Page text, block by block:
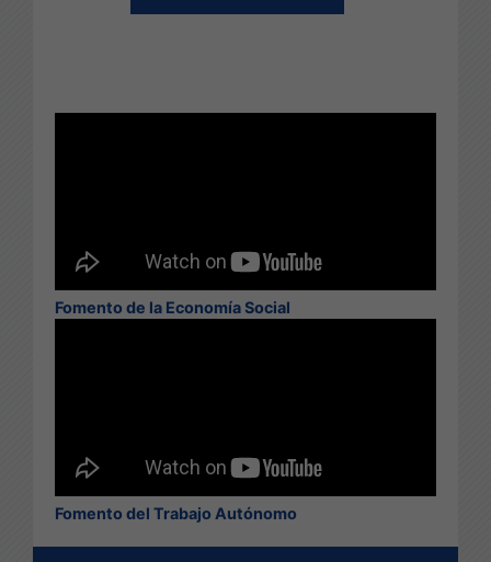
Fomento de la Economía Social
Fomento del Trabajo Autónomo